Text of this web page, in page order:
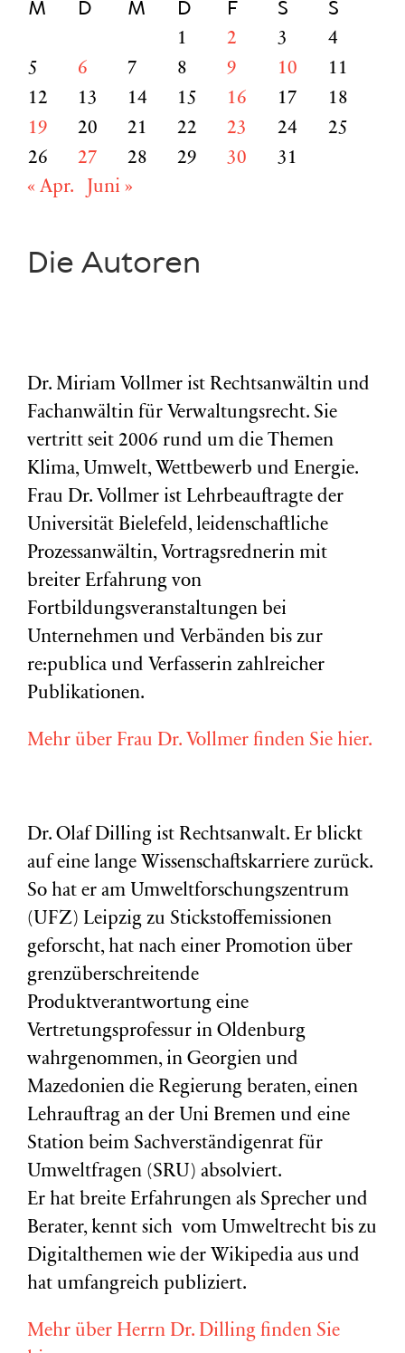
M D M D F S S
1 2 3
4
5
6 7 8 9 10
11
12
13 14 15 16 17
18
19
20 21 22 23 24
25
26
27 28 29 30
31
« Apr.
Juni »
Die Autoren
Dr. Miriam Vollmer ist Rechtsanwältin und
Fachanwältin für Verwaltungsrecht. Sie
vertritt seit 2006 rund um die Themen
Klima, Umwelt, Wettbewerb und Energie.
Frau Dr. Vollmer ist Lehrbeauftragte der
Universität Bielefeld, leidenschaftliche
Prozessanwältin, Vortragsrednerin mit
breiter Erfahrung von
Fortbildungsveranstaltungen bei
Unternehmen und Verbänden bis zur
re:publica und Verfasserin zahlreicher
Publikationen.
Mehr über Frau Dr. Vollmer finden Sie hier.
Dr. Olaf Dilling ist Rechtsanwalt. Er blickt
auf eine lange Wissenschaftskarriere zurück.
So hat er am Umweltforschungszentrum
(UFZ) Leipzig zu Stickstoffemissionen
geforscht, hat nach einer Promotion über
grenzüberschreitende
Produktverantwortung eine
Vertretungsprofessur in Oldenburg
wahrgenommen, in Georgien und
Mazedonien die Regierung beraten, einen
Lehrauftrag an der Uni Bremen und eine
Station beim Sachverständigenrat für
Umweltfragen (SRU) absolviert.
Er hat breite Erfahrungen als Sprecher und
Berater, kennt sich vom Umweltrecht bis zu
Digitalthemen wie der Wikipedia aus und
hat umfangreich publiziert.
Mehr über Herrn Dr. Dilling finden Sie